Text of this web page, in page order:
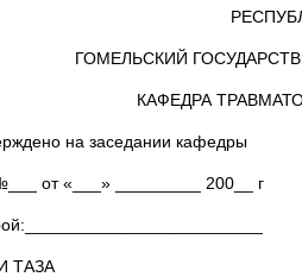
ГОМЕЛЬСКИЙ
КАФЕДРА
кафедры
_________ 200__ г
ТАЗА